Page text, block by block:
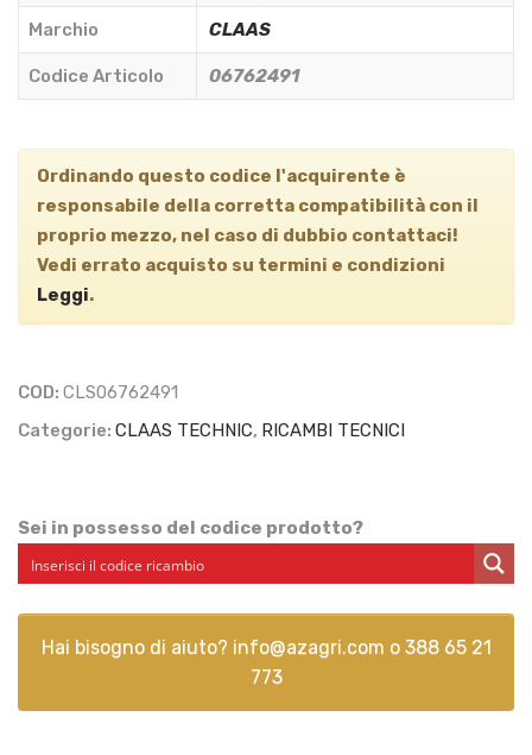
06762491
quantità
Marchio CLAAS
Codice Articolo 06762491
Ordinando questo codice l'acquirente è
responsabile della corretta compatibilità con il
proprio mezzo, nel caso di dubbio contattaci!
Vedi errato acquisto su termini e condizioni
Leggi.
COD: CLS06762491
Categorie: CLAAS TECHNIC, RICAMBI TECNICI
Sei in possesso del codice prodotto?
Hai bisogno di aiuto? info@azagri.com o 388 65 21
773